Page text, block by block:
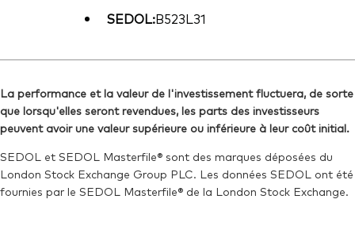
SEDOL:B523L31
La performance et la valeur de l'investissement fluctuera, de sorte
que lorsqu'elles seront revendues, les parts des investisseurs
peuvent avoir une valeur supérieure ou inférieure à leur coût initial.
SEDOL et SEDOL Masterfile® sont des marques déposées du
London Stock Exchange Group PLC. Les données SEDOL ont été
fournies par le SEDOL Masterfile® de la London Stock Exchange.